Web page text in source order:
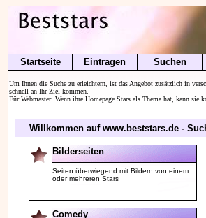
Startseite Eintragen Suchen
Um Ihnen die Suche zu erleichtern, ist das Angebot zusätzlich in
schnell an Ihr Ziel kommen.
Für Webmaster: Wenn ihre Homepage Stars als Thema hat, kann sie